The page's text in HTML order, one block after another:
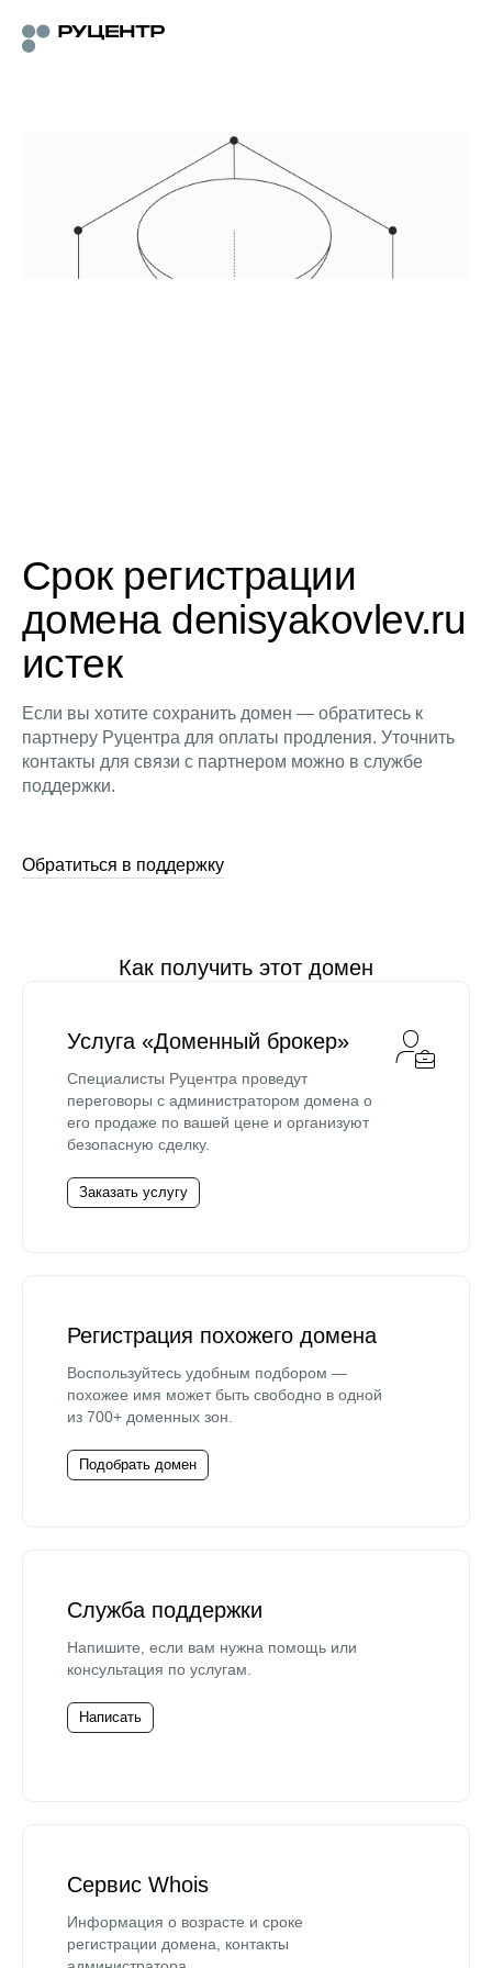
Срок регистрации
домена denisyakovlev.ru
истек
Если вы хотите сохранить домен — обратитесь к
партнеру Руцентра для оплаты продления. Уточнить
контакты для связи с партнером можно в службе
поддержки.
Обратиться в поддержку
Как получить этот домен
Услуга «Доменный брокер»
Специалисты Руцентра проведут
переговоры с администратором домена о
его продаже по вашей цене и организуют
безопасную сделку.
Заказать услугу
Регистрация похожего домена
Воспользуйтесь удобным подбором —
похожее имя может быть свободно в одной
из 700+ доменных зон.
Подобрать домен
Служба поддержки
Напишите, если вам нужна помощь или
консультация по услугам.
Написать
Сервис Whois
Информация о возрасте и сроке
регистрации домена, контакты